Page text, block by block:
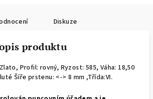
Diskuze
produktu
Profil: rovný, Ryzost: 585, Váha: 18,50
Šíře prstenu: <-> 8 mm ,Třída:VI.